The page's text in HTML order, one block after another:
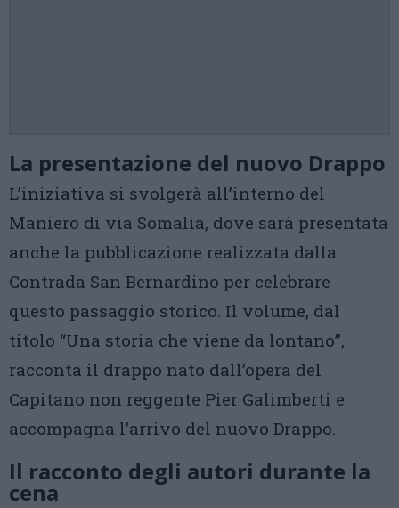
La presentazione del nuovo Drappo
L’iniziativa si svolgerà all’interno del
Maniero di via Somalia, dove sarà presentata
anche la pubblicazione realizzata dalla
Contrada San Bernardino per celebrare
questo passaggio storico. Il volume, dal
titolo “Una storia che viene da lontano”,
racconta il drappo nato dall’opera del
Capitano non reggente Pier Galimberti e
accompagna l’arrivo del nuovo Drappo.
Il racconto degli autori durante la
cena